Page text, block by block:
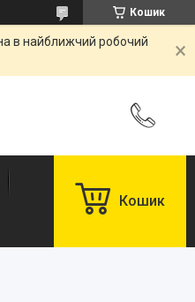
Кошик
в найближчий робочий
Кошик